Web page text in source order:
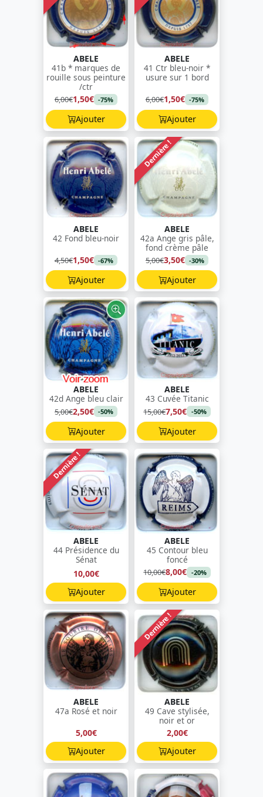
ABELE
41b * marques de
rouille sous peinture
/ctr
6,00€1,50€ -75%
Ajouter
ABELE
41 Ctr bleu-noir *
usure sur 1 bord
6,00€1,50€ -75%
Ajouter
ABELE
42 Fond bleu-noir
4,50€1,50€ -67%
Ajouter
Dernière !
ABELE
42a Ange gris pâle,
fond crème pâle
5,00€3,50€ -30%
Ajouter
ABELE
42d Ange bleu clair
5,00€2,50€ -50%
Ajouter
ABELE
43 Cuvée Titanic
15,00€7,50€ -50%
Ajouter
Dernière !
ABELE
44 Présidence du
Sénat
10,00€
Ajouter
ABELE
45 Contour bleu
foncé
10,00€8,00€ -20%
Ajouter
ABELE
47a Rosé et noir
5,00€
Ajouter
Dernière !
ABELE
49 Cave stylisée,
noir et or
2,00€
Ajouter